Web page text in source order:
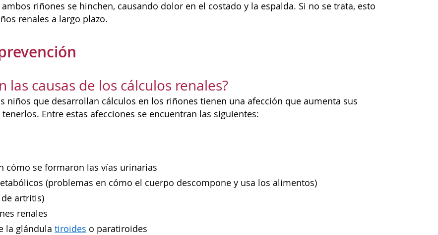
riñones se hinchen, causando dolor en el costado y la espalda. Si no se trata, esto
renales a largo plazo.
las causas de los cálculos renales?
niños que desarrollan cálculos en los riñones tienen una afección que aumenta sus
Entre estas afecciones se encuentran las siguientes:
cómo se formaron las vías urinarias
(problemas en cómo el cuerpo descompone y usa los alimentos)
artritis)
renales
la glándula tiroides o paratiroides